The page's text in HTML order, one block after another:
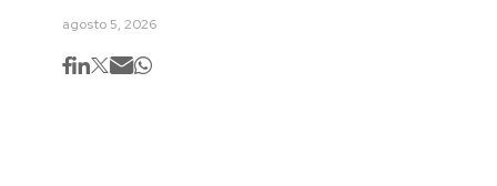
agosto 5, 2026